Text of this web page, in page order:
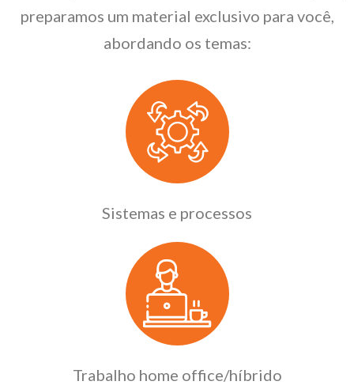
preparamos um material exclusivo para você,
abordando os temas:
Sistemas e processos
Trabalho home office/híbrido